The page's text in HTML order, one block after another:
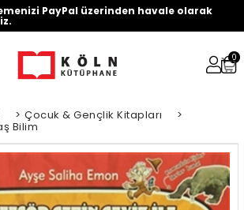
PayPal üzerinden havale olarak
0
> Çocuk & Gençlik Kitapları >
Bilim